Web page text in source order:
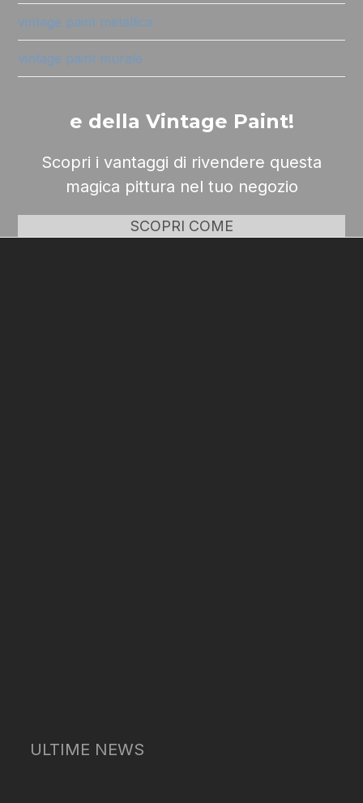
vintage paint metallica
vintage paint murale
e della Vintage Paint!
Scopri i vantaggi di rivendere questa
magica pittura nel tuo negozio
SCOPRI COME
ULTIME NEWS